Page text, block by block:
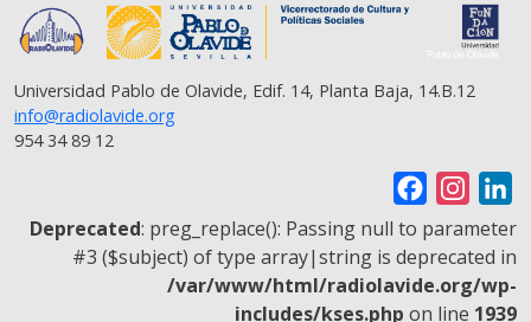
Universidad Pablo de Olavide, Edif. 14, Planta Baja, 14.B.12
info@radiolavide.org
954 34 89 12
a
c
e
n
s
t
i
n
k
Deprecated: preg_replace(): Passing null to parameter
#3 ($subject) of type array|string is deprecated in
/var/www/html/radiolavide.org/wp-
includes/kses.php on line 1939